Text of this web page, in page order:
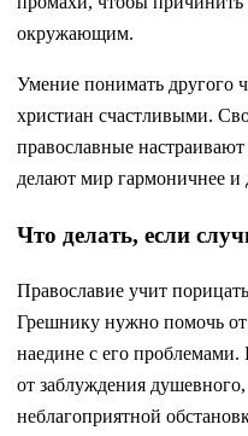
окружающим.
Умение понимать другого
христиан счастливыми.
православные
делают мир гармоничнее и
Что делать, если
Православие учит
Грешнику нужно помочь от
наедине с его
от заблуждения
неблагоприятной